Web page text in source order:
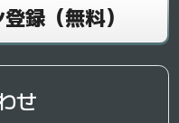
録（無料）
せ